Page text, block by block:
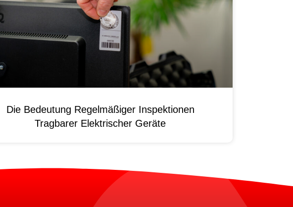
Die Bedeutung Regelmäßiger Inspektionen
Tragbarer Elektrischer Geräte